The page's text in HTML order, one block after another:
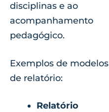
disciplinas e ao
acompanhamento
pedagógico.
Exemplos de modelos
de relatório:
Relatório